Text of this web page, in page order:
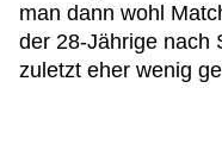
man dann wohl
der 28-Jährige nach
zuletzt eher wenig